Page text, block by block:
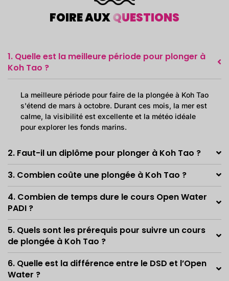
FOIRE AUXQUESTIONS
1. Quelle est la meilleure période pour plonger à
Koh Tao ?
La meilleure période pour faire de la plongée à Koh Tao
s'étend de mars à octobre. Durant ces mois, la mer est
calme, la visibilité est excellente et la météo idéale
pour explorer les fonds marins.
2. Faut-il un diplôme pour plonger à Koh Tao ?
3. Combien coûte une plongée à Koh Tao ?
4. Combien de temps dure le cours Open Water
PADI ?
5. Quels sont les prérequis pour suivre un cours
de plongée à Koh Tao ?
6. Quelle est la différence entre le DSD et l’Open
Water ?